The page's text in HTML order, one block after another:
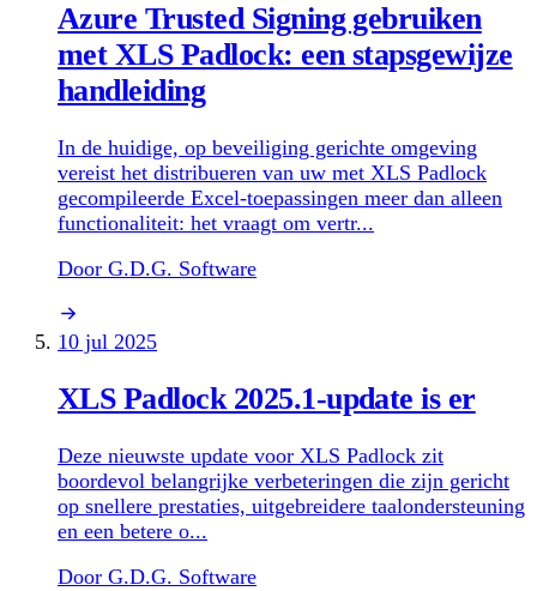
Azure Trusted Signing gebruiken
met XLS Padlock: een stapsgewijze
handleiding
In de huidige, op beveiliging gerichte omgeving
vereist het distribueren van uw met XLS Padlock
gecompileerde Excel-toepassingen meer dan alleen
functionaliteit: het vraagt om vertr...
Door G.D.G. Software
10 jul 2025
XLS Padlock 2025.1-update is er
Deze nieuwste update voor XLS Padlock zit
boordevol belangrijke verbeteringen die zijn gericht
op snellere prestaties, uitgebreidere taalondersteuning
en een betere o...
Door G.D.G. Software